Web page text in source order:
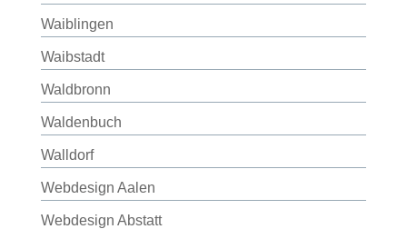
Waiblingen
Waibstadt
Waldbronn
Waldenbuch
Walldorf
Webdesign Aalen
Webdesign Abstatt